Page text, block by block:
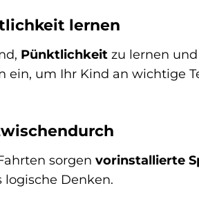
lernen
Pünktlichkeit zu lernen
ein, um Ihr Kind an wichtige
sorgen vorinstallierte
Denken.